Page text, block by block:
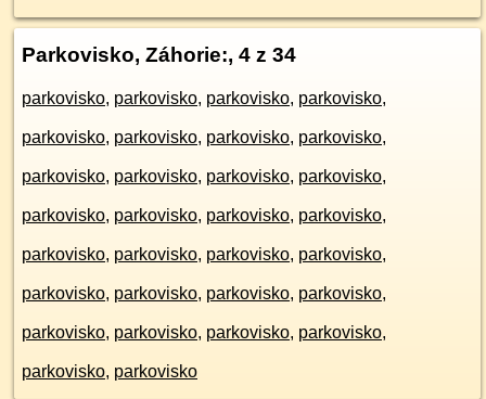
Parkovisko, Záhorie:, 4 z 34
parkovisko, parkovisko, parkovisko, parkovisko,
parkovisko, parkovisko, parkovisko, parkovisko,
parkovisko, parkovisko, parkovisko, parkovisko,
parkovisko, parkovisko, parkovisko, parkovisko,
parkovisko, parkovisko, parkovisko, parkovisko,
parkovisko, parkovisko, parkovisko, parkovisko,
parkovisko, parkovisko, parkovisko, parkovisko,
parkovisko, parkovisko